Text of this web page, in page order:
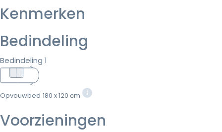
Kenmerken
Bedindeling
Bedindeling 1
Opvouwbed 180 x 120 cm
Voorzieningen